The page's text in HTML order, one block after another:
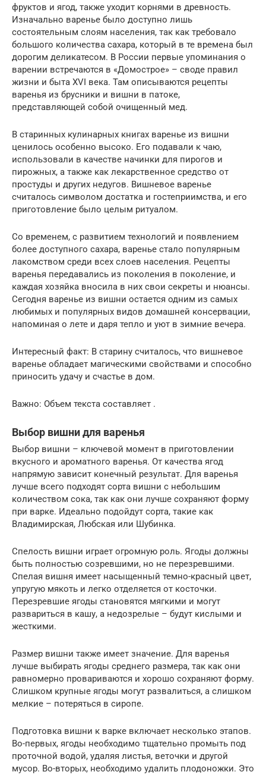
фруктов и ягод, также уходит корнями в древность.
Изначально варенье было доступно лишь
состоятельным слоям населения, так как требовало
большого количества сахара, который в те времена был
дорогим деликатесом. В России первые упоминания о
варении встречаются в «Домострое» – своде правил
жизни и быта XVI века. Там описываются рецепты
варенья из брусники и вишни в патоке,
представляющей собой очищенный мед.
В старинных кулинарных книгах варенье из вишни
ценилось особенно высоко. Его подавали к чаю,
использовали в качестве начинки для пирогов и
пирожных, а также как лекарственное средство от
простуды и других недугов. Вишневое варенье
считалось символом достатка и гостеприимства, и его
приготовление было целым ритуалом.
Со временем, с развитием технологий и появлением
более доступного сахара, варенье стало популярным
лакомством среди всех слоев населения. Рецепты
варенья передавались из поколения в поколение, и
каждая хозяйка вносила в них свои секреты и нюансы.
Сегодня варенье из вишни остается одним из самых
любимых и популярных видов домашней консервации,
напоминая о лете и даря тепло и уют в зимние вечера.
Интересный факт: В старину считалось, что вишневое
варенье обладает магическими свойствами и способно
приносить удачу и счастье в дом.
Важно: Объем текста составляет .
Выбор вишни для варенья
Выбор вишни – ключевой момент в приготовлении
вкусного и ароматного варенья. От качества ягод
напрямую зависит конечный результат. Для варенья
лучше всего подходят сорта вишни с небольшим
количеством сока, так как они лучше сохраняют форму
при варке. Идеально подойдут сорта, такие как
Владимирская, Любская или Шубинка.
Спелость вишни играет огромную роль. Ягоды должны
быть полностью созревшими, но не перезревшими.
Спелая вишня имеет насыщенный темно-красный цвет,
упругую мякоть и легко отделяется от косточки.
Перезревшие ягоды становятся мягкими и могут
развариться в кашу, а недозрелые – будут кислыми и
жесткими.
Размер вишни также имеет значение. Для варенья
лучше выбирать ягоды среднего размера, так как они
равномерно провариваются и хорошо сохраняют форму.
Слишком крупные ягоды могут развалиться, а слишком
мелкие – потеряться в сиропе.
Подготовка вишни к варке включает несколько этапов.
Во-первых, ягоды необходимо тщательно промыть под
проточной водой, удаляя листья, веточки и другой
мусор. Во-вторых, необходимо удалить плодоножки. Это